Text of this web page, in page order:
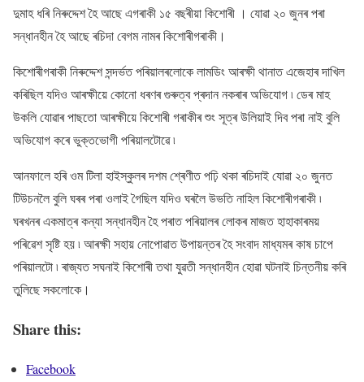
দুমাহ ধৰি নিৰুদ্দেশ হৈ আছে এগৰাকী ১৫ বছৰীয়া কিশোৰী । যোৱা ২০ জুনৰ পৰা
সন্ধানহীন হৈ আছে ৰচিদা বেগম নামৰ কিশোৰীগৰাকী।
কিশোৰীগৰাকী নিৰুদ্দেশ সন্দৰ্ভত পৰিয়ালৰলোকে লামডিং আৰক্ষী থানাত এজেহাৰ দাখিল
কৰিছিল যদিও আৰক্ষীয়ে কোনো ধৰণৰ গুৰুত্ব প্ৰদান নকৰাৰ অভিযোগ ৷ ডেৰ মাহ
উকলি যোৱাৰ পাছতো আৰক্ষীয়ে কিশোৰী গৰাকীৰ শুং সূত্ৰ উলিয়াই দিব পৰা নাই বুলি
অভিযোগ কৰে ভুক্তভোগী পৰিয়ালটোৱে ৷
আনফালে হৰি ওম টিলা হাইস্কুলৰ দশম শ্ৰেণীত পঢ়ি থকা ৰচিদাই যোৱা ২০ জুনত
টিউচনলৈ বুলি ঘৰৰ পৰা ওলাই গৈছিল যদিও ঘৰলৈ উভতি নাহিল কিশোৰীগৰাকী ৷
ঘৰখনৰ একমাত্ৰ কন্যা সন্ধানহীন হৈ পৰাত পৰিয়ালৰ লোকৰ মাজত হাহাকাৰময়
পৰিৱেশ সৃষ্টি হয় ৷ আৰক্ষী সহায় নোপোৱাত উপায়ন্তৰ হৈ সংবাদ মাধ্যমৰ কাষ চাপে
পৰিয়ালটো ৷ ৰাজ্যত সঘনাই কিশোৰী তথা যুৱতী সন্ধানহীন হোৱা ঘটনাই চিন্তনীয় কৰি
তুলিছে সকলোকে।
Share this:
Facebook